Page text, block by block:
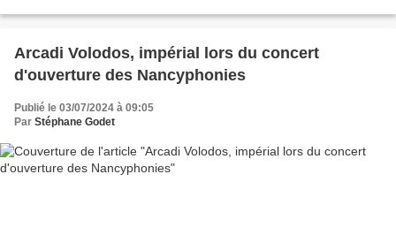
Arcadi Volodos, impérial lors du concert
d'ouverture des Nancyphonies
Publié le 03/07/2024 à 09:05
Par Stéphane Godet